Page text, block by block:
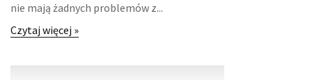
nie mają żadnych problemów z...
Czytaj więcej »